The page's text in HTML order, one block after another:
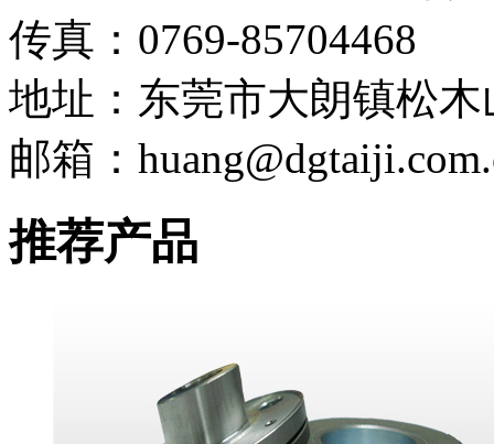
传真：0769-85704468
地址：东莞市大朗镇松
邮箱：
推荐产品